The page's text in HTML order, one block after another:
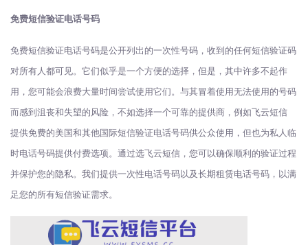
免费短信验证电话号码
免费短信验证电话号码是公开列出的一次性号码，收到的任何短信验证码
对所有人都可见。它们似乎是一个方便的选择，但是，其中许多不起作
用，您可能会浪费大量时间尝试使用它们。与其冒着使用无法使用的号码
而感到沮丧和失望的风险，不如选择一个可靠的提供商，例如飞云短信
提供免费的美国和其他国际短信验证电话号码供公众使用，但也为私人临
时电话号码提供付费选项。通过选飞云短信，您可以确保顺利的验证过程
并保护您的隐私。我们提供一次性电话号码以及长期租赁电话号码，以满
足您的所有短信验证需求。